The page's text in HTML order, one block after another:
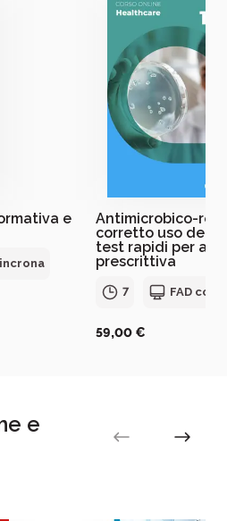
e
Antimicrobico-
corretto uso degli
test rapidi per
prescrittiva
7 FAD con
59,00 €
e